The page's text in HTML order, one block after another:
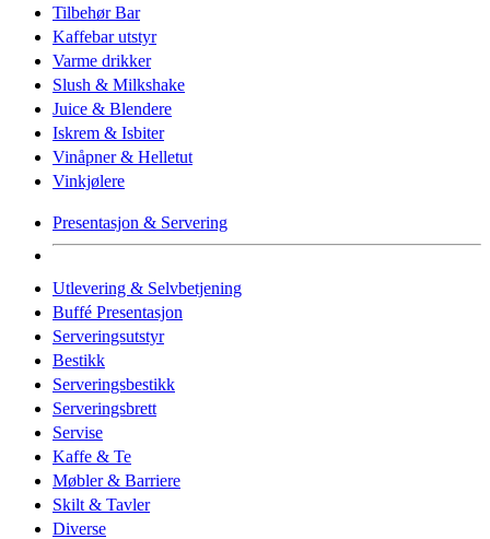
Tilbehør Bar
Kaffebar utstyr
Varme drikker
Slush & Milkshake
Juice & Blendere
Iskrem & Isbiter
Vinåpner & Helletut
Vinkjølere
Presentasjon & Servering
Utlevering & Selvbetjening
Buffé Presentasjon
Serveringsutstyr
Bestikk
Serveringsbestikk
Serveringsbrett
Servise
Kaffe & Te
Møbler & Barriere
Skilt & Tavler
Diverse